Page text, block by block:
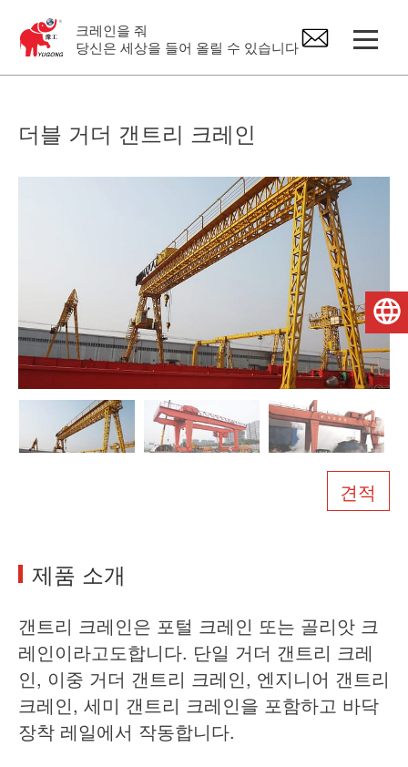
크레인을 줘
당신은 세상을 들어 올릴 수 있습니다
전기 호이스트
크레인 예비 부품
회사 소개
뉴스
더블 거더 갠트리 크레인
견적
제품 소개
갠트리 크레인은 포털 크레인 또는 골리앗 크
레인이라고도합니다. 단일 거더 갠트리 크레
인, 이중 거더 갠트리 크레인, 엔지니어 갠트리
크레인, 세미 갠트리 크레인을 포함하고 바닥
장착 레일에서 작동합니다.
한국어